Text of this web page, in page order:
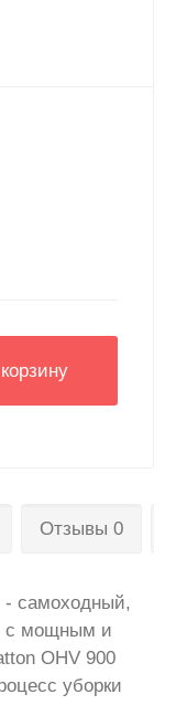
Отзывы 0
- самоходный,
с мощным и
OHV 900
уборки